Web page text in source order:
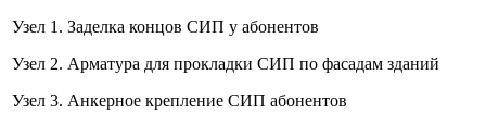
Узел 1. Заделка концов СИП у абонентов
Узел 2. Арматура для прокладки СИП по фасадам зданий
Узел 3. Анкерное крепление СИП абонентов